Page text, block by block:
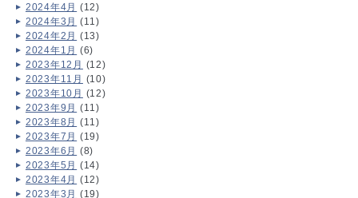
2024年4月 (12)
2024年3月 (11)
2024年2月 (13)
2024年1月 (6)
2023年12月 (12)
2023年11月 (10)
2023年10月 (12)
2023年9月 (11)
2023年8月 (11)
2023年7月 (19)
2023年6月 (8)
2023年5月 (14)
2023年4月 (12)
2023年3月 (19)